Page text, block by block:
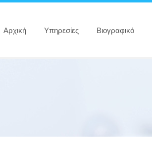
Αρχική Υπηρεσίες Βιογραφικό